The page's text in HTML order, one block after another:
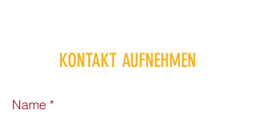
KONTAKT AUFNEHMEN
Name